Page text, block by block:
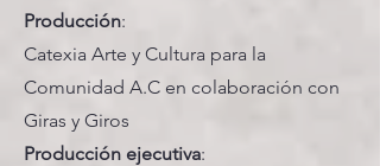
Producción:
Catexia Arte y Cultura para la
Comunidad A.C en colaboración con
Giras y Giros
Producción ejecutiva: